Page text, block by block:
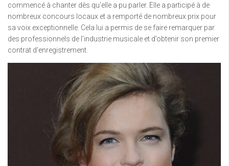
commencé à chanter dès qu’elle a pu parler. Elle a participé à de
nombreux concours locaux et a remporté de nombreux prix pour
sa voix exceptionnelle. Cela lui a permis de se faire remarquer par
des professionnels de l’industrie musicale et d’obtenir son premier
contrat d’enregistrement.